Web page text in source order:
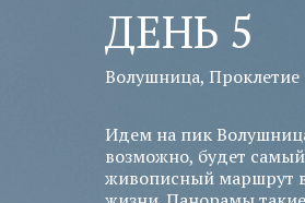
ДЕНЬ 5
Идем на пик
возможно, будет самый
живописный маршрут
Волушница, Проклетие